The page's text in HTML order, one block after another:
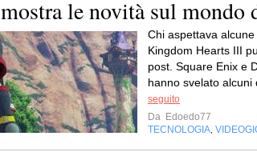
mostra le novità sul mondo
Chi aspettava alcune
Kingdom Hearts III
post. Square Enix e
hanno svelato alcuni
seguito
Da Edoedo77
TECNOLOGIA